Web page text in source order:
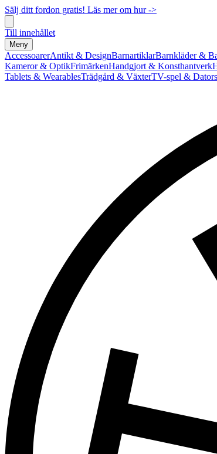
Sälj ditt fordon gratis! Läs mer om hur ->
Till innehållet
Meny
AccessoarerAntikt & DesignBarnartiklarBarnkläder &
Kameror & OptikFrimärkenHandgjort & Konsthantverk
Tablets & WearablesTrädgård & VäxterTV-spel &